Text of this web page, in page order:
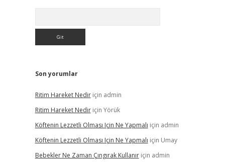
Son yorumlar
Ritim Hareket Nediriçin admin
Ritim Hareket Nediriçin Yörük
Köftenin Lezzetli Olması Için Ne Yapmalı için admin
Köftenin Lezzetli Olması Için Ne Yapmalı için Umay
Bebekler Ne Zaman Çıngırak Kullanıriçin admin